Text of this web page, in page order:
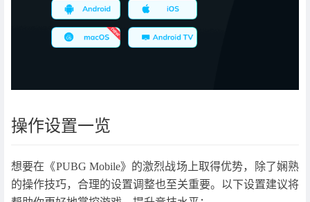
操作设置一览
想要在《PUBG Mobile》的激烈战场上取得优势，除了娴熟
的操作技巧，合理的设置调整也至关重要。以下设置建议将